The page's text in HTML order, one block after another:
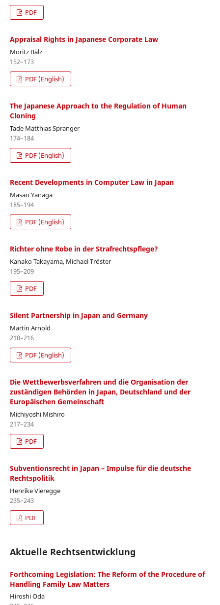
PDF
Appraisal Rights in Japanese Corporate Law
Moritz Bälz
152–173
PDF (English)
The Japanese Approach to the Regulation of Human
Cloning
Tade Matthias Spranger
174–184
PDF (English)
Recent Developments in Computer Law in Japan
Masao Yanaga
185–194
PDF (English)
Richter ohne Robe in der Strafrechtspflege?
Kanako Takayama, Michael Tröster
195–209
PDF
Silent Partnership in Japan and Germany
Martin Arnold
210–216
PDF (English)
Die Wettbewerbsverfahren und die Organisation der
zuständigen Behörden in Japan, Deutschland und der
Europäischen Gemeinschaft
Michiyoshi Mishiro
217–234
PDF
Subventionsrecht in Japan – Impulse für die deutsche
Rechtspolitik
Henrike Vieregge
235–243
PDF
Aktuelle Rechtsentwicklung
Forthcoming Legislation: The Reform of the Procedure of
Handling Family Law Matters
Hiroshi Oda